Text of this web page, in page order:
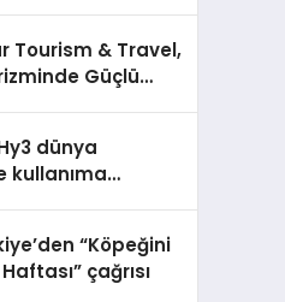
Tourism & Travel,
Güçlü
dünya
kullanıma
“Köpeğini
çağrısı